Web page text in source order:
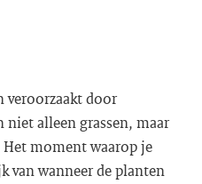
veroorzaakt door
alleen grassen, maar
moment waarop je
van wanneer de planten